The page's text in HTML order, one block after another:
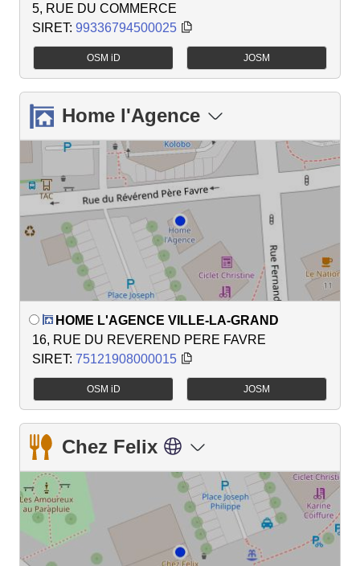
5, RUE DU COMMERCE
SIRET: 99336794500025
OSM iD JOSM
Home l'Agence
HOME L'AGENCE VILLE-LA-GRAND
16, RUE DU REVEREND PERE FAVRE
SIRET: 75121908000015
OSM iD JOSM
Chez Felix